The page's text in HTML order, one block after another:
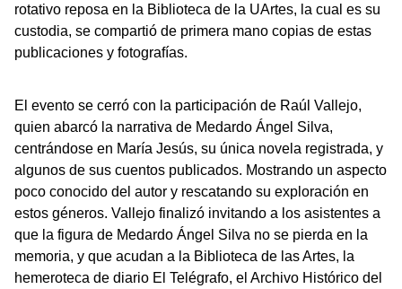
rotativo reposa en la Biblioteca de la UArtes, la cual es su
custodia, se compartió de primera mano copias de estas
publicaciones y fotografías.
El evento se cerró con la participación de Raúl Vallejo,
quien abarcó la narrativa de Medardo Ángel Silva,
centrándose en María Jesús, su única novela registrada, y
algunos de sus cuentos publicados. Mostrando un aspecto
poco conocido del autor y rescatando su exploración en
estos géneros. Vallejo finalizó invitando a los asistentes a
que la figura de Medardo Ángel Silva no se pierda en la
memoria, y que acudan a la Biblioteca de las Artes, la
hemeroteca de diario El Telégrafo, el Archivo Histórico del